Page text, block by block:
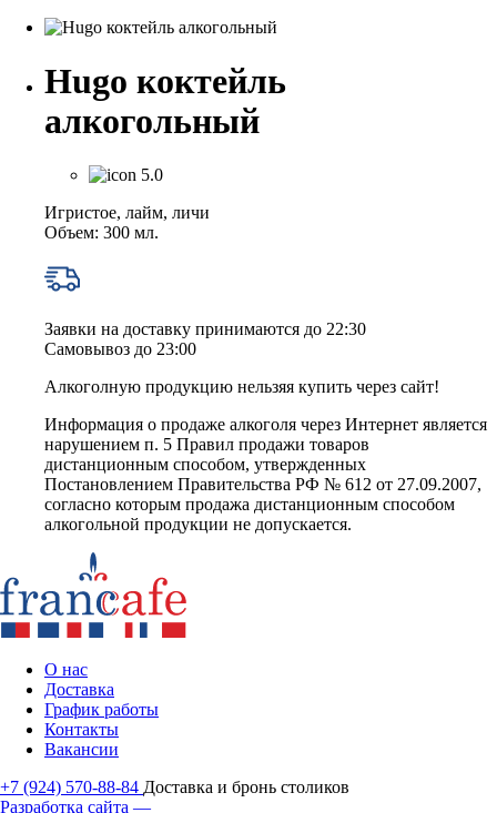
Hugo коктейль
алкогольный
5.0
Игристое, лайм, личи
Объем: 300 мл.
Заявки на доставку принимаются до 22:30
Самовывоз до 23:00
Алкоголную продукцию нельзяя купить через сайт!
Информация о продаже алкоголя через Интернет является
нарушением п. 5 Правил продажи товаров
дистанционным способом, утвержденных
Постановлением Правительства РФ № 612 от 27.09.2007,
согласно которым продажа дистанционным способом
алкогольной продукции не допускается.
О нас
Доставка
График работы
Контакты
Вакансии
+7 (924) 570-88-84 Доставка и бронь столиков
Разработка сайта —